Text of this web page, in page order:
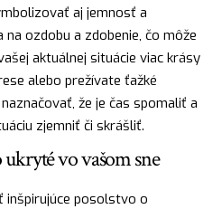
aj jemnosť a
ozdobu a zdobenie, čo môže
aktuálnej situácie viac krásy
alebo prežívate ťažké
že je čas spomaliť a
zjemniť či skrášliť.
vo vašom sne
inšpirujúce posolstvo o